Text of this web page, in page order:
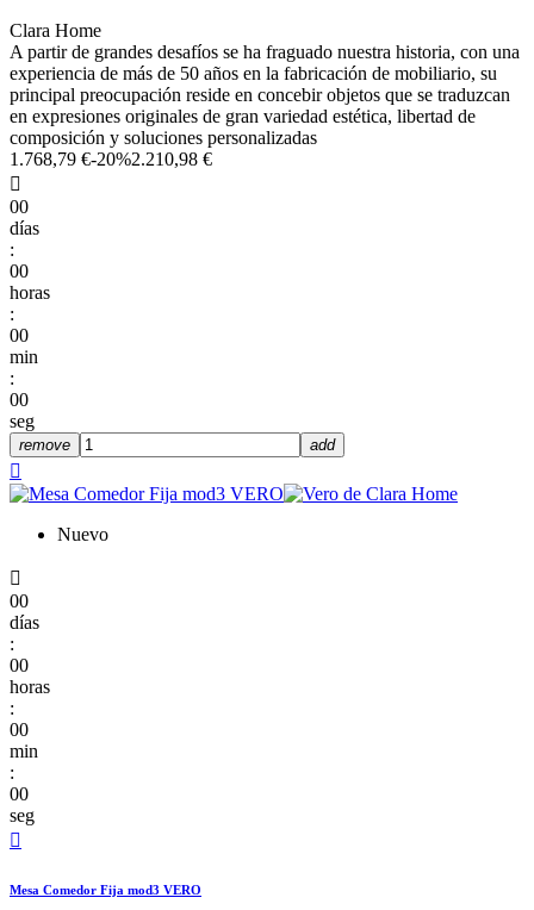
Clara Home
A partir de grandes desafíos se ha fraguado nuestra historia, con una
experiencia de más de 50 años en la fabricación de mobiliario, su
principal preocupación reside en concebir objetos que se traduzcan
en expresiones originales de gran variedad estética, libertad de
composición y soluciones personalizadas
1.768,79 €-20%2.210,98 €

00
días
:
00
horas
:
00
min
:
00
seg
remove add

Nuevo

00
días
:
00
horas
:
00
min
:
00
seg

Mesa Comedor Fija mod3 VERO